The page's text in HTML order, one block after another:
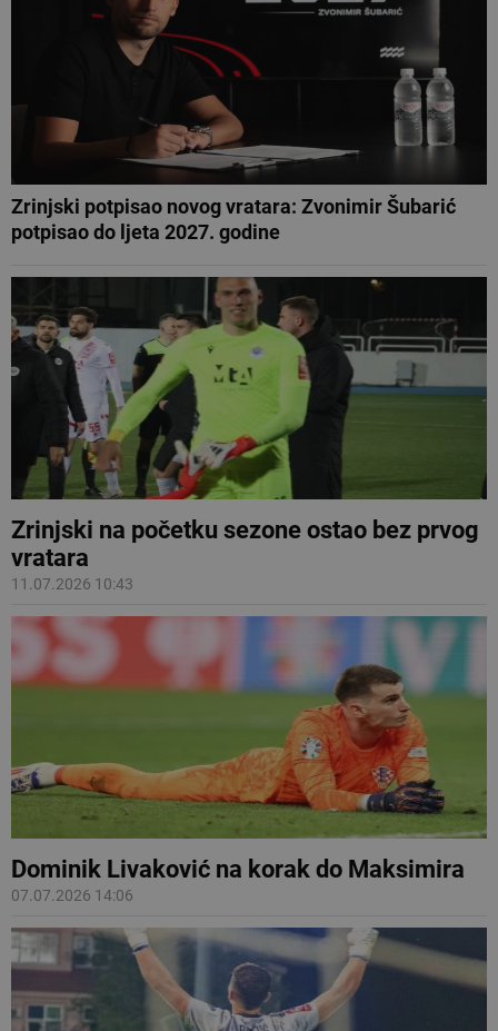
Zrinjski potpisao novog vratara: Zvonimir Šubarić
potpisao do ljeta 2027. godine
Zrinjski na početku sezone ostao bez prvog
vratara
11.07.2026 10:43
Dominik Livaković na korak do Maksimira
07.07.2026 14:06